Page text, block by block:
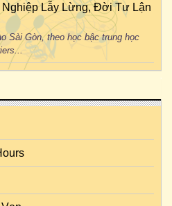
Nghiệp Lẫy Lừng, Đời Tư Lận
Sài Gòn, theo học bậc trung học